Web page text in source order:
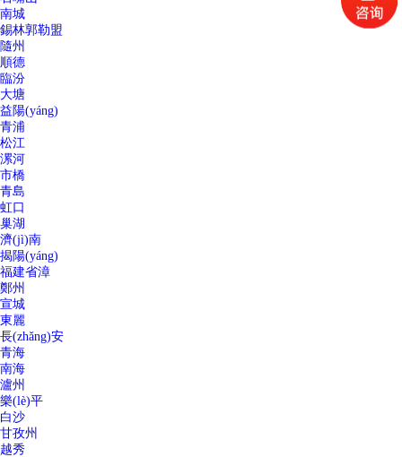
南城
錫林郭勒盟
隨州
順德
臨汾
大塘
益陽(yáng)
青浦
松江
漯河
市橋
青島
虹口
巢湖
濟(jì)南
揭陽(yáng)
福建省漳
鄭州
宣城
東麗
長(zhǎng)安
青海
南海
瀘州
樂(lè)平
白沙
甘孜州
越秀